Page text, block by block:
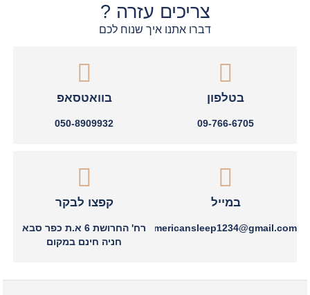
צריכים עזרה ?
דברו אתנו איך שנוח לכם
בטלפון
09-766-6705
בוואטסאפ
050-8909932
במייל
americansleep1234@gmail.com
קפצו לבקר
רח' החרושת 6 א.ת כפר סבא
חניה חינם במקום